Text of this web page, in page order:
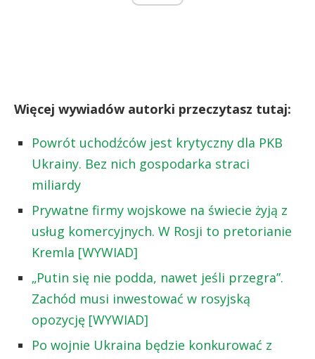
Więcej wywiadów autorki przeczytasz tutaj:
Powrót uchodźców jest krytyczny dla PKB
Ukrainy. Bez nich gospodarka straci
miliardy
Prywatne firmy wojskowe na świecie żyją z
usług komercyjnych. W Rosji to pretorianie
Kremla [WYWIAD]
„Putin się nie podda, nawet jeśli przegra”.
Zachód musi inwestować w rosyjską
opozycję [WYWIAD]
Po wojnie Ukraina będzie konkurować z